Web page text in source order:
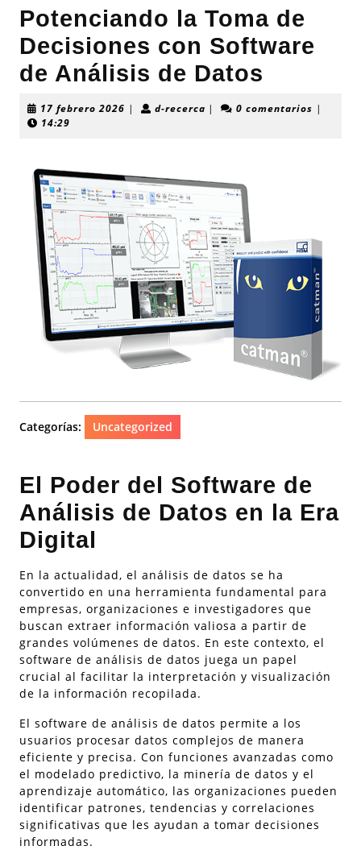
Potenciando la Toma de
Decisiones con Software
de Análisis de Datos
17 febrero 2026 17| d-recercad-| 0 comentarios |
14:29
Categorías: Uncategorized
El Poder del Software de
Análisis de Datos en la Era
Digital
En la actualidad, el análisis de datos se ha
convertido en una herramienta fundamental para
empresas, organizaciones e investigadores que
buscan extraer información valiosa a partir de
grandes volúmenes de datos. En este contexto, el
software de análisis de datos juega un papel
crucial al facilitar la interpretación y visualización
de la información recopilada.
El software de análisis de datos permite a los
usuarios procesar datos complejos de manera
eficiente y precisa. Con funciones avanzadas como
el modelado predictivo, la minería de datos y el
aprendizaje automático, las organizaciones pueden
identificar patrones, tendencias y correlaciones
significativas que les ayudan a tomar decisiones
informadas.